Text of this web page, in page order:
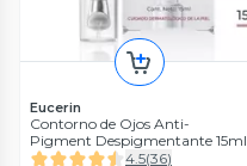
Eucerin
Contorno de Ojos Anti-
Pigment Despigmentante 15ml
4.5(36)